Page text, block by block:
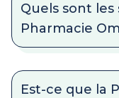
Quels sont les
Pharmacie
Est-ce que la